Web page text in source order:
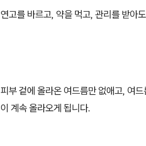
연고를 바르고, 약을 먹고, 관리를 받아
피부 겉에 올라온 여드름만 없애고, 여
이 계속 올라오게 됩니다.